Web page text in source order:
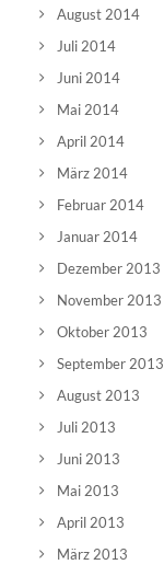
August 2014
Juli 2014
Juni 2014
Mai 2014
April 2014
März 2014
Februar 2014
Januar 2014
Dezember 2013
November 2013
Oktober 2013
September 2013
August 2013
Juli 2013
Juni 2013
Mai 2013
April 2013
März 2013